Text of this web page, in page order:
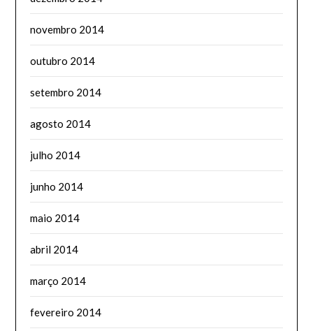
novembro 2014
outubro 2014
setembro 2014
agosto 2014
julho 2014
junho 2014
maio 2014
abril 2014
março 2014
fevereiro 2014